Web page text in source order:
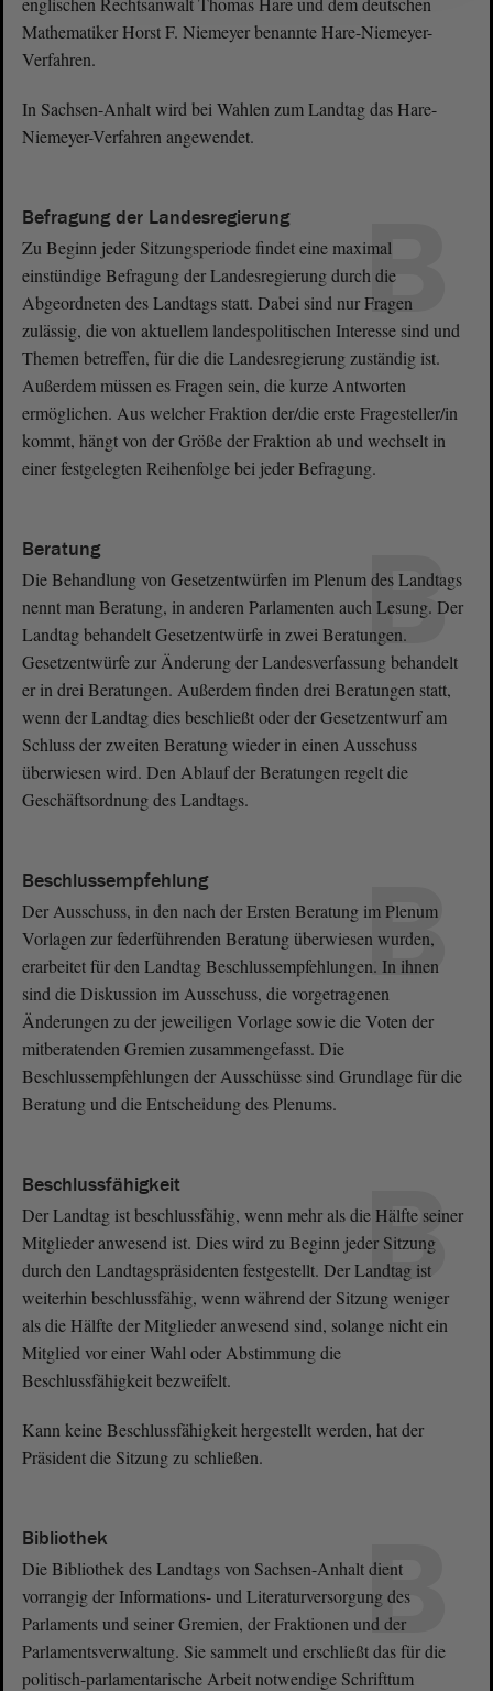
Mathematiker Horst F. Niemeyer benannte Hare-Niemeyer-
Verfahren.
In Sachsen-Anhalt wird bei Wahlen zum Landtag das Hare-
Niemeyer-Verfahren angewendet.
B
Befragung der Landesregierung
Zu Beginn jeder Sitzungsperiode findet eine maximal
einstündige Befragung der Landesregierung durch die
Abgeordneten des Landtags statt. Dabei sind nur Fragen
zulässig, die von aktuellem landespolitischen Interesse sind und
Themen betreffen, für die die Landesregierung zuständig ist.
Außerdem müssen es Fragen sein, die kurze Antworten
ermöglichen. Aus welcher Fraktion der/die erste Fragesteller/in
kommt, hängt von der Größe der Fraktion ab und wechselt in
einer festgelegten Reihenfolge bei jeder Befragung.
B
Beratung
Die Behandlung von Gesetzentwürfen im Plenum des Landtags
nennt man Beratung, in anderen Parlamenten auch Lesung. Der
Landtag behandelt Gesetzentwürfe in zwei Beratungen.
Gesetzentwürfe zur Änderung der Landesverfassung behandelt
er in drei Beratungen. Außerdem finden drei Beratungen statt,
wenn der Landtag dies beschließt oder der Gesetzentwurf am
Schluss der zweiten Beratung wieder in einen Ausschuss
überwiesen wird. Den Ablauf der Beratungen regelt die
Geschäftsordnung des Landtags.
B
Beschlussempfehlung
Der Ausschuss, in den nach der Ersten Beratung im Plenum
Vorlagen zur federführenden Beratung überwiesen wurden,
erarbeitet für den Landtag Beschlussempfehlungen. In ihnen
sind die Diskussion im Ausschuss, die vorgetragenen
Änderungen zu der jeweiligen Vorlage sowie die Voten der
mitberatenden Gremien zusammengefasst. Die
Beschlussempfehlungen der Ausschüsse sind Grundlage für die
Beratung und die Entscheidung des Plenums.
B
Beschlussfähigkeit
Der Landtag ist beschlussfähig, wenn mehr als die Hälfte seiner
Mitglieder anwesend ist. Dies wird zu Beginn jeder Sitzung
durch den Landtagspräsidenten festgestellt. Der Landtag ist
weiterhin beschlussfähig, wenn während der Sitzung weniger
als die Hälfte der Mitglieder anwesend sind, solange nicht ein
Mitglied vor einer Wahl oder Abstimmung die
Beschlussfähigkeit bezweifelt.
Kann keine Beschlussfähigkeit hergestellt werden, hat der
Präsident die Sitzung zu schließen.
B
Bibliothek
Die Bibliothek des Landtags von Sachsen-Anhalt dient
vorrangig der Informations- und Literaturversorgung des
Parlaments und seiner Gremien, der Fraktionen und der
Parlamentsverwaltung. Sie sammelt und erschließt das für die
politisch-parlamentarische Arbeit notwendige Schrifttum